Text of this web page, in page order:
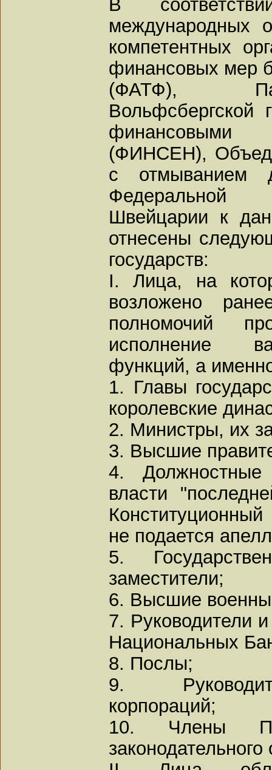
международных
компетентных
финансовых мер
(ФАТФ),
финансовыми
(ФИНСЕН),
с отмыванием
Федеральной
Швейцарии к
отнесены
государств:
I. Лица, на
возложено
полномочий
исполнение
функций, а
1. Главы
королевские
2. Министры, их
3. Высшие
4.
власти
не подается
5.
заместители;
6. Высшие
7. Руководители
Национальных
8. Послы;
9.
корпораций;
10. Члены
законодательного